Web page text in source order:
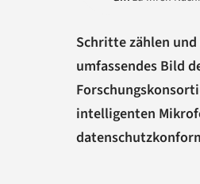
Schritte zählen und
umfassendes Bild
intelligenten